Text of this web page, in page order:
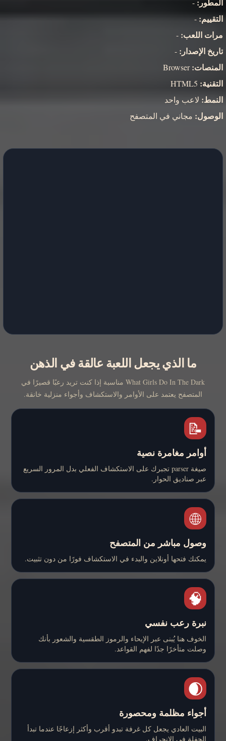
المطور: -
التقييم: -
مرات اللعب: -
تاريخ الإصدار: -
المنصات:Browser
التقنية:
النمط: لاعب واحد
الوصول: مجاني في المتصفح
ما الذي يجعل اللعبة عالقة في الذهن
What Girls Do In The Dark مناسبة إذا كنت تريد رعبًا قصيرًا في
المتصفح يعتمد على الأوامر والاستكشاف وأجواء منزلية خانقة.
📝
أوامر مغامرة نصية
صيغة parser تجبرك على الاستكشاف الفعلي بدل المرور السريع
عبر صناديق الحوار.
🌐
وصول مباشر من المتصفح
يمكنك فتحها أونلاين والبدء في الاستكشاف فورًا من دون تثبيت.
🧠
نبرة رعب نفسي
الخوف هنا يُبنى عبر الإيحاء والرموز الطقسية والشعور بأنك
وصلت متأخرًا جدًا لفهم القواعد.
🌒
أجواء مظلمة ومحصورة
البيت العادي يجعل كل غرفة تبدو أقرب وأكثر إزعاجًا عندما تبدأ
الحفلة في الانحراف.